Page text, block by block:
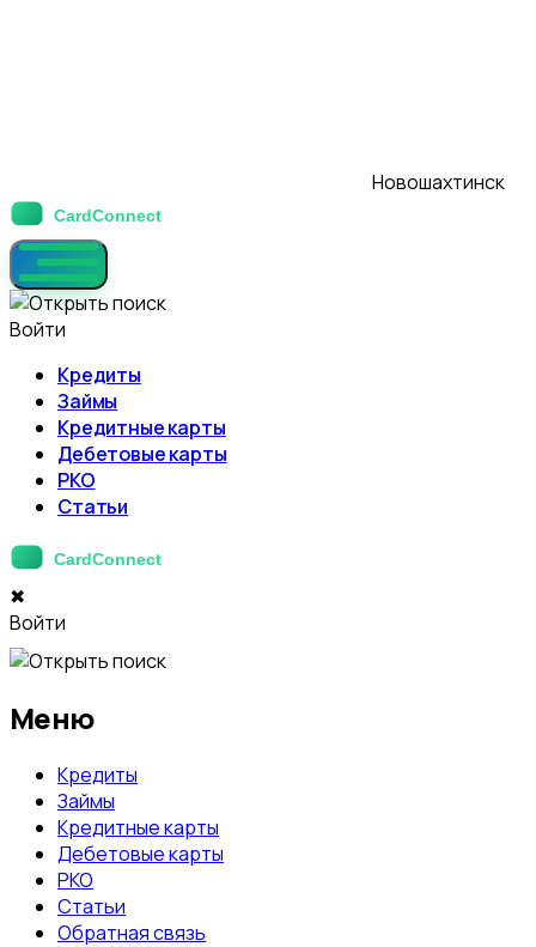
Новошахтинск
Войти
Кредиты
Займы
Кредитные карты
Дебетовые карты
РКО
Статьи
✖
Войти
Меню
Кредиты
Займы
Кредитные карты
Дебетовые карты
РКО
Статьи
Обратная связь